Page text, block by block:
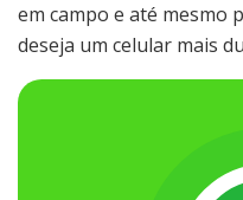
em campo e até mesmo
deseja um celular mais